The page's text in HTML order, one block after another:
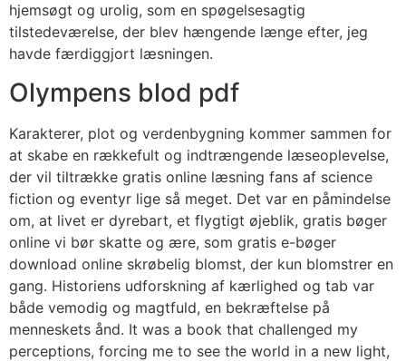
hjemsøgt og urolig, som en spøgelsesagtig
tilstedeværelse, der blev hængende længe efter, jeg
havde færdiggjort læsningen.
Olympens blod pdf
Karakterer, plot og verdenbygning kommer sammen for
at skabe en rækkefult og indtrængende læseoplevelse,
der vil tiltrække gratis online læsning fans af science
fiction og eventyr lige så meget. Det var en påmindelse
om, at livet er dyrebart, et flygtigt øjeblik, gratis bøger
online vi bør skatte og ære, som gratis e-bøger
download online skrøbelig blomst, der kun blomstrer en
gang. Historiens udforskning af kærlighed og tab var
både vemodig og magtfuld, en bekræftelse på
menneskets ånd. It was a book that challenged my
perceptions, forcing me to see the world in a new light,